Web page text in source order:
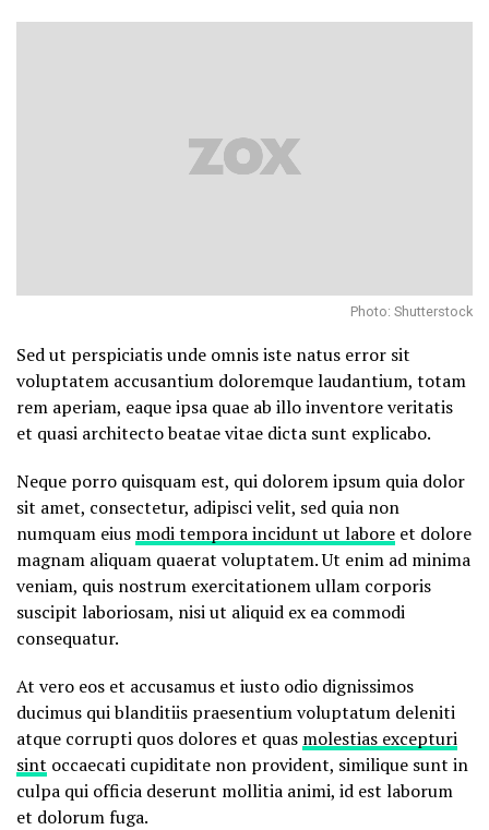
Photo: Shutterstock
Sed ut perspiciatis unde omnis iste natus error sit
voluptatem accusantium doloremque laudantium, totam
rem aperiam, eaque ipsa quae ab illo inventore veritatis
et quasi architecto beatae vitae dicta sunt explicabo.
Neque porro quisquam est, qui dolorem ipsum quia dolor
sit amet, consectetur, adipisci velit, sed quia non
numquam eius modi tempora incidunt ut labore et dolore
magnam aliquam quaerat voluptatem. Ut enim ad minima
veniam, quis nostrum exercitationem ullam corporis
suscipit laboriosam, nisi ut aliquid ex ea commodi
consequatur.
At vero eos et accusamus et iusto odio dignissimos
ducimus qui blanditiis praesentium voluptatum deleniti
atque corrupti quos dolores et quas molestias excepturi
sint occaecati cupiditate non provident, similique sunt in
culpa qui officia deserunt mollitia animi, id est laborum
et dolorum fuga.